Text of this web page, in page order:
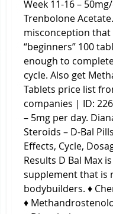
Week 11-16 –
Trenbolone
misconception
“beginners” 100
enough to
cycle. Also get
Tablets price list
companies | ID:
– 5mg per day.
Steroids – D-Bal
Effects, Cycle,
Results D Bal Max
supplement that is
bodybuilders. ♦
♦